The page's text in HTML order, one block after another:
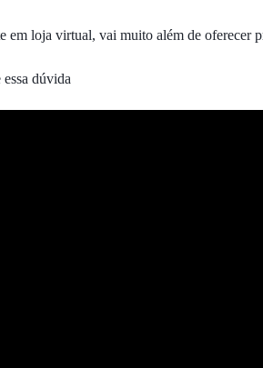
em loja virtual, vai muito além de oferecer
dúvida